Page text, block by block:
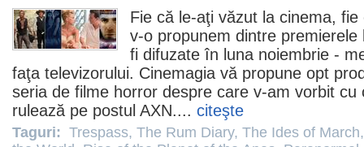
Fie că le-aţi văzut la cinema, fie
v-o propunem dintre
fi difuzate în luna noiembrie -
faţa televizorului. Cinemagia vă propune opt
seria de filme horror despre care v-am vorbit
rulează pe postul AXN.... citeşte
Taguri: Trespass, The Rum Diary, The Ides of March